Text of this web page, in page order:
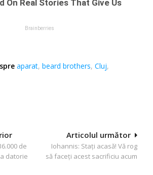
aparat,beard brothers,Cluj,
Articolul următor
Iohannis: Stați acasă! Vă rog
să faceţi acest sacrificiu acum
de
datorie